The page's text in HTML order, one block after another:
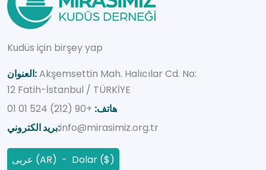
Kudüs için birşey yap
العنوان:Akşemsettin Mah. Halıcılar Cd. No:
12 Fatih-İstanbul / TÜRKİYE
هاتف: +90 (212) 524 01 01
بريد الكتروني:info@mirasimiz.org.tr
عربى (AR) - Dolar ($)